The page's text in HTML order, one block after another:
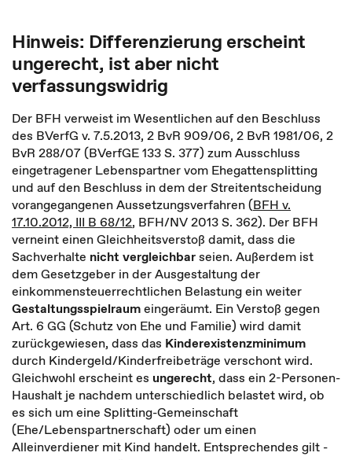
Hinweis: Differenzierung erscheint
ungerecht, ist aber nicht
verfassungswidrig
Der BFH verweist im Wesentlichen auf den Beschluss
des BVerfG v. 7.5.2013, 2 BvR 909/06, 2 BvR 1981/06, 2
BvR 288/07 (BVerfGE 133 S. 377) zum Ausschluss
eingetragener Lebenspartner vom Ehegattensplitting
und auf den Beschluss in dem der Streitentscheidung
vorangegangenen Aussetzungsverfahren (BFH v.
17.10.2012, III B 68/12, BFH/NV 2013 S. 362). Der BFH
verneint einen Gleichheitsverstoß damit, dass die
Sachverhalte nicht vergleichbarseien. Außerdem ist
dem Gesetzgeber in der Ausgestaltung der
einkommensteuerrechtlichen Belastung ein weiter
Gestaltungsspielraumeingeräumt. Ein Verstoß gegen
Art. 6 GG (Schutz von Ehe und Familie) wird damit
zurückgewiesen, dass das Kinderexistenzminimum
durch Kindergeld/Kinderfreibeträge verschont wird.
Gleichwohl erscheint es ungerecht, dass ein 2-Personen-
Haushalt je nachdem unterschiedlich belastet wird, ob
es sich um eine Splitting-Gemeinschaft
(Ehe/Lebenspartnerschaft) oder um einen
Alleinverdiener mit Kind handelt. Entsprechendes gilt -